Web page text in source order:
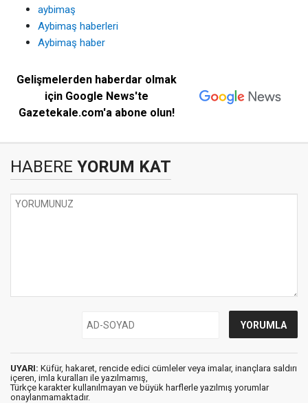
aybimaş
Aybimaş haberleri
Aybimaş haber
Gelişmelerden haberdar olmak
için Google News'te
Gazetekale.com'a abone olun!
HABERE YORUM KAT
UYARI: Küfür, hakaret, rencide edici cümleler veya imalar, inançlara saldırı
içeren, imla kuralları ile yazılmamış,
Türkçe karakter kullanılmayan ve büyük harflerle yazılmış yorumlar
onaylanmamaktadır.